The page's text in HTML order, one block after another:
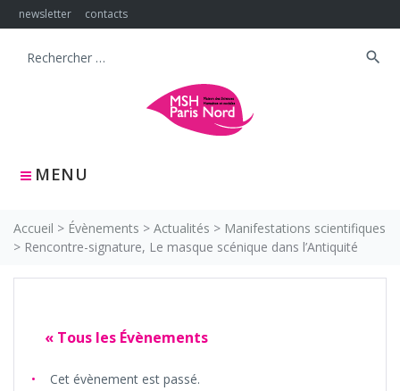
Skip
to
newsletter contacts
MENU
Search
search
Accueil > Évènements > Actualités > Manifestations scientifiques
> Rencontre-signature, Le masque scénique dans l’Antiquité
« Tous les Évènements
Cet évènement est passé.